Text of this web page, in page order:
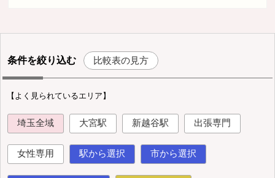
条件を絞り込む 比較表の見方
【よく見られているエリア】
埼玉全域 大宮駅 新越谷駅 出張専門
女性専用 駅から選択 市から選択